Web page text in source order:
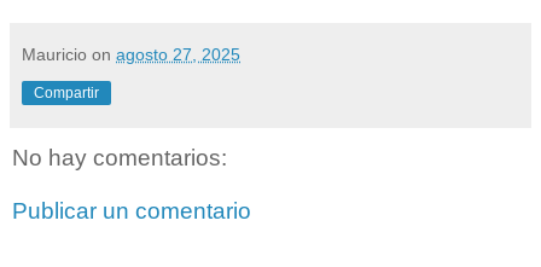
Mauricio on agosto 27, 2025
Compartir
No hay comentarios:
Publicar un comentario